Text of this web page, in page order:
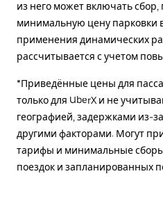
из него может включать
минимальную цену парковки
применения динамических
рассчитывается с учетом
*Приведённые цены для
только для UberX и не
географией, задержками из-
другими факторами. Могут
тарифы и минимальные
поездок и запланированных